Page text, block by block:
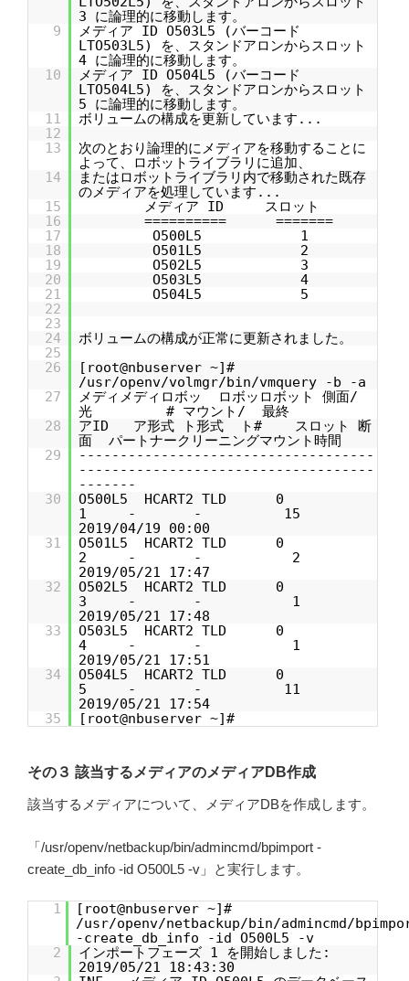
3 に論理的に移動します。
9
メディア ID O503L5 (バーコード
LTO503L5) を、スタンドアロンからスロット
4 に論理的に移動します。
10
メディア ID O504L5 (バーコード
LTO504L5) を、スタンドアロンからスロット
5 に論理的に移動します。
11
ボリュームの構成を更新しています...
12
13
次のとおり論理的にメディアを移動することに
よって、ロボットライブラリに追加、
14
またはロボットライブラリ内で移動された既存
のメディアを処理しています...
15
メディア ID スロット
16
========== =======
17
O500L5 1
18
O501L5 2
19
O502L5 3
20
O503L5 4
21
O504L5 5
22
23
24
ボリュームの構成が正常に更新されました。
25
26
[root@nbuserver ~]#
/usr/openv/volmgr/bin/vmquery -b -a
27
メディメディロボッ ロボッロボット 側面/
光 # マウント/ 最終
28
アID ア形式 ト形式 ト# スロット 断
面 パートナークリーニングマウント時間
29
------------------------------------
------------------------------------
-------
30
O500L5 HCART2 TLD 0
1 - - 15
2019/04/19 00:00
31
O501L5 HCART2 TLD 0
2 - - 2
2019/05/21 17:47
32
O502L5 HCART2 TLD 0
3 - - 1
2019/05/21 17:48
33
O503L5 HCART2 TLD 0
4 - - 1
2019/05/21 17:51
34
O504L5 HCART2 TLD 0
5 - - 11
2019/05/21 17:54
35
[root@nbuserver ~]#
その３ 該当するメディアのメディアDB作成
該当するメディアについて、メディアDBを作成します。
「/usr/openv/netbackup/bin/admincmd/bpimport -
create_db_info -id O500L5 -v」と実行します。
1
[root@nbuserver ~]#
/usr/openv/netbackup/bin/admincmd/
-create_db_info -id O500L5 -v
2
インポートフェーズ 1 を開始しました:
2019/05/21 18:43:30